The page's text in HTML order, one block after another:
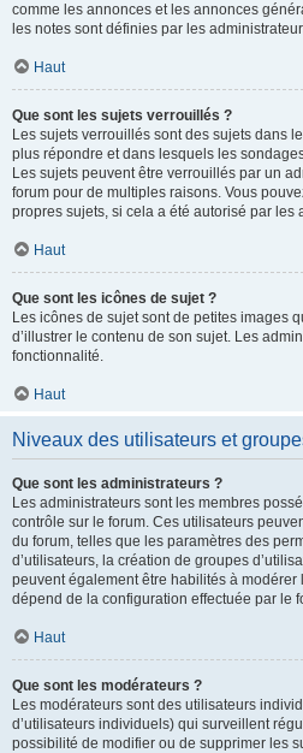
comme les annonces et les annonces
les notes sont définies par les
Haut
Que sont les sujets verrouillés ?
Les sujets verrouillés sont des sujets dans
plus répondre et dans lesquels les
Les sujets peuvent être verrouillés par un
forum pour de multiples raisons. Vous
propres sujets, si cela a été autorisé par les
Haut
Que sont les icônes de sujet ?
Les icônes de sujet sont de petites images
d’illustrer le contenu de son sujet. Les
fonctionnalité.
Haut
Niveaux des utilisateurs et
Que sont les administrateurs ?
Les administrateurs sont les membres
contrôle sur le forum. Ces utilisateurs
du forum, telles que les paramètres des
d’utilisateurs, la création de groupes
peuvent également être habilités à modérer
dépend de la configuration effectuée par le
Haut
Que sont les modérateurs ?
Les modérateurs sont des utilisateurs
d’utilisateurs individuels) qui surveillent
possibilité de modifier ou de supprimer les